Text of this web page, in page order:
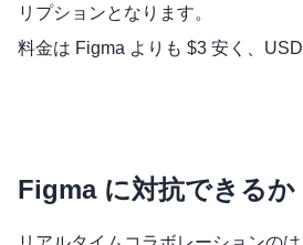
リプションとなります。
料金は Figma よりも $3 安く、
Figma に対抗できるか